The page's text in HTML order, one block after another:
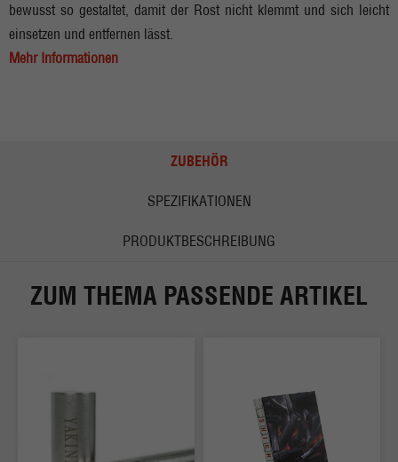
bewusst so gestaltet, damit der Rost nicht klemmt und sich leicht
einsetzen und entfernen lässt.
Mehr Informationen
ZUBEHÖR
SPEZIFIKATIONEN
PRODUKTBESCHREIBUNG
ZUM THEMA PASSENDE ARTIKEL